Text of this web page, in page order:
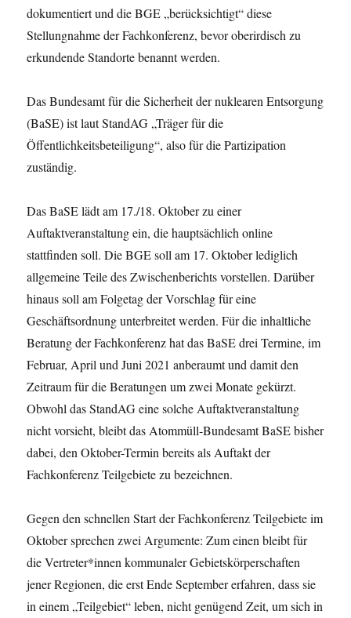
dokumentiert und die BGE „berücksichtigt“ diese
Stellungnahme der Fachkonferenz, bevor oberirdisch zu
erkundende Standorte benannt werden.
Das Bundesamt für die Sicherheit der nuklearen Entsorgung
(BaSE) ist laut StandAG „Träger für die
Öffentlichkeitsbeteiligung“, also für die Partizipation
zuständig.
Das BaSE lädt am 17./18. Oktober zu einer
Auftaktveranstaltung ein, die hauptsächlich online
stattfinden soll. Die BGE soll am 17. Oktober lediglich
allgemeine Teile des Zwischenberichts vorstellen. Darüber
hinaus soll am Folgetag der Vorschlag für eine
Geschäftsordnung unterbreitet werden. Für die inhaltliche
Beratung der Fachkonferenz hat das BaSE drei Termine, im
Februar, April und Juni 2021 anberaumt und damit den
Zeitraum für die Beratungen um zwei Monate gekürzt.
Obwohl das StandAG eine solche Auftaktveranstaltung
nicht vorsieht, bleibt das Atommüll-Bundesamt BaSE bisher
dabei, den Oktober-Termin bereits als Auftakt der
Fachkonferenz Teilgebiete zu bezeichnen.
Gegen den schnellen Start der Fachkonferenz Teilgebiete im
Oktober sprechen zwei Argumente: Zum einen bleibt für
die Vertreter*innen kommunaler Gebietskörperschaften
jener Regionen, die erst Ende September erfahren, dass sie
in einem „Teilgebiet“ leben, nicht genügend Zeit, um sich in